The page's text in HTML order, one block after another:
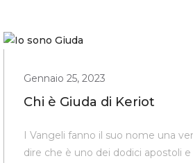
Gennaio 25, 2023
Chi è Giuda di Keriot
I Vangeli fanno il suo nome una
dire che è uno dei dodici apostoli